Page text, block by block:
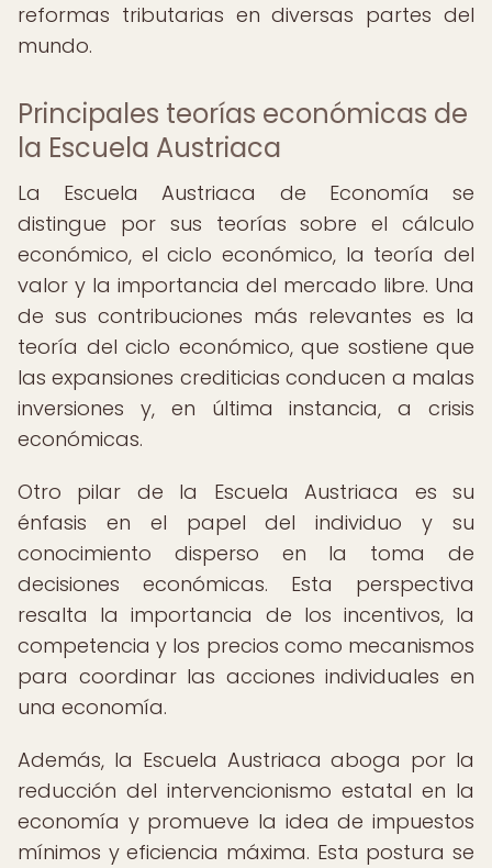
reformas tributarias en diversas partes del
mundo.
Principales teorías económicas de
la Escuela Austriaca
La Escuela Austriaca de Economía se
distingue por sus teorías sobre el cálculo
económico, el ciclo económico, la teoría del
valor y la importancia del mercado libre. Una
de sus contribuciones más relevantes es la
teoría del ciclo económico, que sostiene que
las expansiones crediticias conducen a malas
inversiones y, en última instancia, a crisis
económicas.
Otro pilar de la Escuela Austriaca es su
énfasis en el papel del individuo y su
conocimiento disperso en la toma de
decisiones económicas. Esta perspectiva
resalta la importancia de los incentivos, la
competencia y los precios como mecanismos
para coordinar las acciones individuales en
una economía.
Además, la Escuela Austriaca aboga por la
reducción del intervencionismo estatal en la
economía y promueve la idea de impuestos
mínimos y eficiencia máxima. Esta postura se